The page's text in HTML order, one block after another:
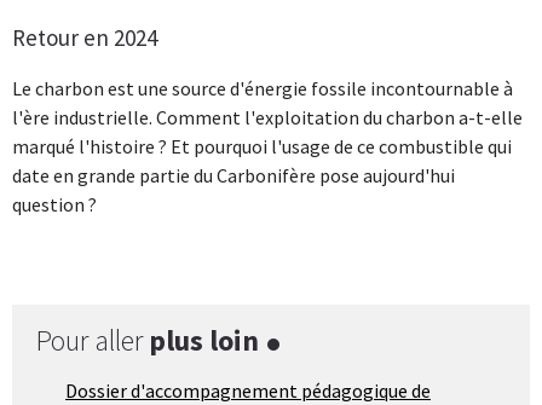
Retour en 2024
Le charbon est une source d'énergie fossile incontournable à
l'ère industrielle. Comment l'exploitation du charbon a-t-elle
marqué l'histoire ? Et pourquoi l'usage de ce combustible qui
date en grande partie du Carbonifère pose aujourd'hui
question ?
Pour allerplus loin
Dossier d'accompagnement pédagogique de